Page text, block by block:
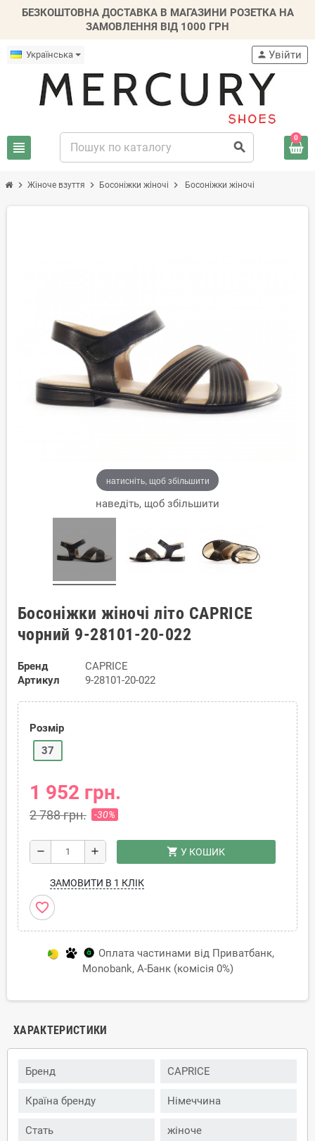
БЕЗКОШТОВНА ДОСТАВКА В МАГАЗИНИ РОЗЕТКА НА
ЗАМОВЛЕННЯ ВІД 1000 ГРН
Українська
view_headline search
person Увійти
0
chevron_right Жіноче взуття chevron_right Босоніжки жіночі chevron_right Босоніжки жіночі
натисніть, щоб збільшити
наведіть, щоб збільшити
Босоніжки жіночі літо CAPRICE
чорний 9-28101-20-022
Бренд
CAPRICE
Артикул
9-28101-20-022
Розмір
37
1 952 грн.
2 788 грн. -30%
remove add shopping_cart У КОШИК
ЗАМОВИТИ В 1 КЛІК
favorite_border
Оплата частинами від Приватбанк,
Monobank, А-Банк (комісія 0%)
ХАРАКТЕРИСТИКИ
Бренд CAPRICE
Країна бренду Німеччина
Стать жіноче